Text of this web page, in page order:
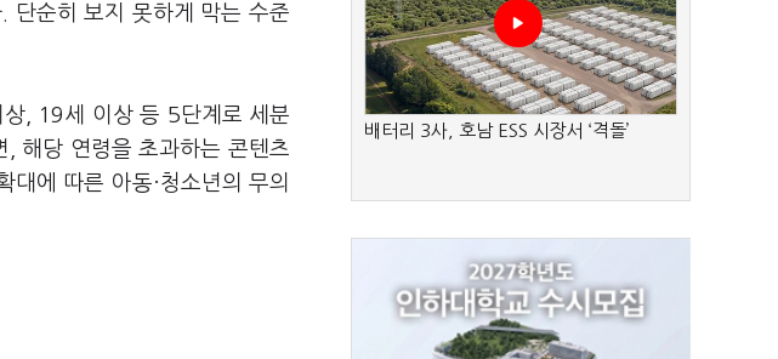
단순히 보지 못하게 막는 수준
, 19세 이상 등 5단계로 세분
해당 연령을 초과하는 콘텐츠
에 따른 아동·청소년의 무의
배터리 3사, 호남 ESS 시장서 ‘격돌’